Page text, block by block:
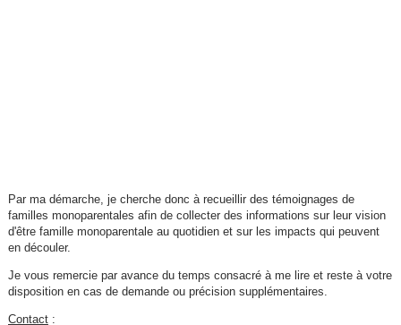
Par ma démarche, je cherche donc à recueillir des témoignages de
familles monoparentales afin de collecter des informations sur leur vision
d'être famille monoparentale au quotidien et sur les impacts qui peuvent
en découler.
Je vous remercie par avance du temps consacré à me lire et reste à votre
disposition en cas de demande ou précision supplémentaires.
Contact: